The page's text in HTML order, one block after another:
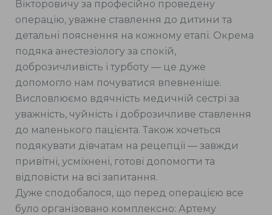
Вікторовичу за професійно проведену
операцію, уважне ставлення до дитини та
детальні пояснення на кожному етапі. Окрема
подяка анестезіологу за спокій,
доброзичливість і турботу — це дуже
допомогло нам почуватися впевненіше.
Висловлюємо вдячність медичній сестрі за
уважність, чуйність і доброзичливе ставлення
до маленького пацієнта. Також хочеться
подякувати дівчатам на рецепції — завжди
привітні, усміхнені, готові допомогти та
відповісти на всі запитання.
Дуже сподобалося, що перед операцією все
було організовано комплексно: Артему